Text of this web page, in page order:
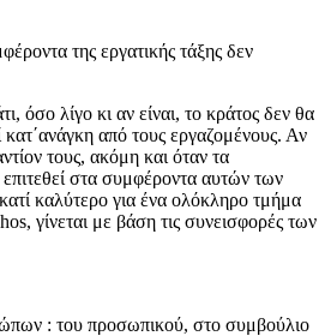
της εργατικής τάξης δεν
όσο λίγο κι αν είναι, το κράτος δεν θα
κατ΄ανάγκη από τους εργαζομένους. Αν
τους, ακόμη και όταν τα
στα συμφέροντα αυτών των
καλύτερο για ένα ολόκληρο τμήμα
γίνεται με βάση τις συνεισφορές των
: του προσωπικού, στο συμβούλιο